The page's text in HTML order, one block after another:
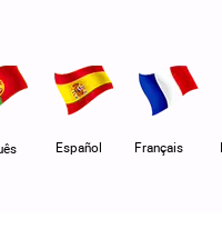
Español Français